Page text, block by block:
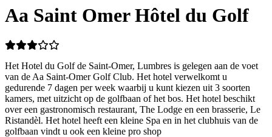
Aa Saint Omer Hôtel du Golf
Het Hotel du Golf de Saint-Omer, Lumbres is gelegen aan de voet
van de Aa Saint-Omer Golf Club. Het hotel verwelkomt u
gedurende 7 dagen per week waarbij u kunt kiezen uit 3 soorten
kamers, met uitzicht op de golfbaan of het bos. Het hotel beschikt
over een gastronomisch restaurant, The Lodge en een brasserie, Le
Ristandèl. Het hotel heeft een kleine Spa en in het clubhuis van de
golfbaan vindt u ook een kleine pro shop